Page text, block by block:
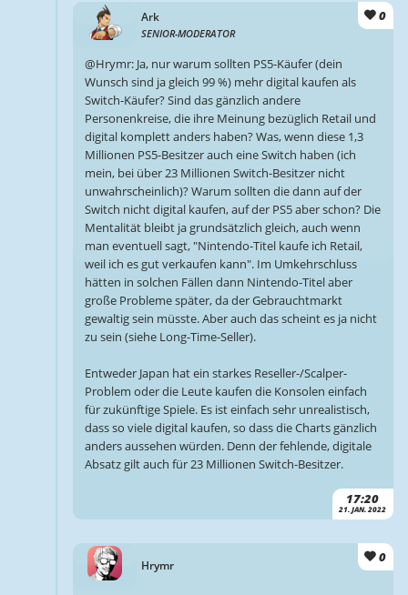
Ark
SENIOR-MODERATOR
0
17:20
21. JAN. 2022
@Hrymr: Ja, nur warum sollten PS5-Käufer (dein
Wunsch sind ja gleich 99 %) mehr digital kaufen als
Switch-Käufer? Sind das gänzlich andere
Personenkreise, die ihre Meinung bezüglich Retail und
digital komplett anders haben? Was, wenn diese 1,3
Millionen PS5-Besitzer auch eine Switch haben (ich
mein, bei über 23 Millionen Switch-Besitzer nicht
unwahrscheinlich)? Warum sollten die dann auf der
Switch nicht digital kaufen, auf der PS5 aber schon? Die
Mentalität bleibt ja grundsätzlich gleich, auch wenn
man eventuell sagt, "Nintendo-Titel kaufe ich Retail,
weil ich es gut verkaufen kann". Im Umkehrschluss
hätten in solchen Fällen dann Nintendo-Titel aber
große Probleme später, da der Gebrauchtmarkt
gewaltig sein müsste. Aber auch das scheint es ja nicht
zu sein (siehe Long-Time-Seller).
Entweder Japan hat ein starkes Reseller-/Scalper-
Problem oder die Leute kaufen die Konsolen einfach
für zukünftige Spiele. Es ist einfach sehr unrealistisch,
dass so viele digital kaufen, so dass die Charts gänzlich
anders aussehen würden. Denn der fehlende, digitale
Absatz gilt auch für 23 Millionen Switch-Besitzer.
Hrymr
0